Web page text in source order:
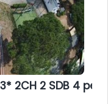
2CH 2 SDB 4